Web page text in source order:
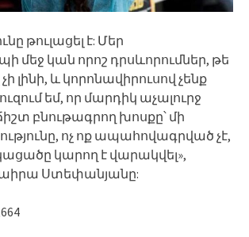
թուլացել է: Մեր
մեջ կան որոշ դրսևորումներ, թե
լինի, և կորոնավիրուսով չենք
եմ, որ մարդիկ աչալուրջ
բնութագրող խոսքը՝ մի
ոչ ոք ապահովագրված չէ,
կարող է վարակվել»,
Ստեփանյանը: